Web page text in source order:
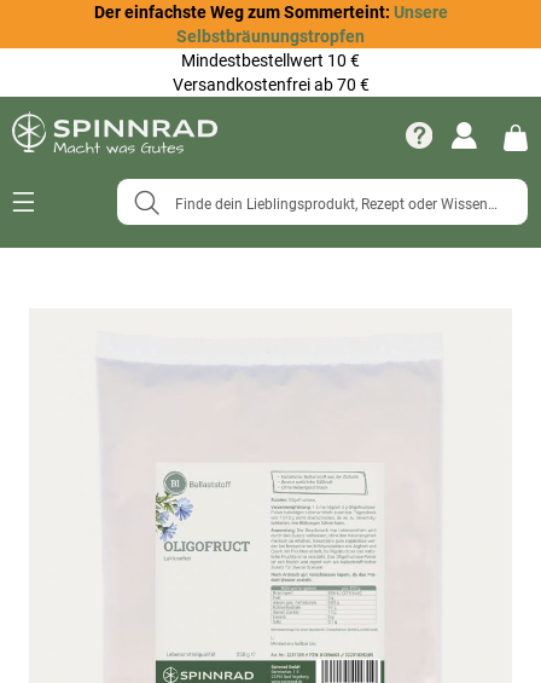
Der einfachste Weg zum Sommerteint: Unsere
Selbstbräunungstropfen
Mindestbestellwert 10 €
Versandkostenfrei ab 70 €
Navigation